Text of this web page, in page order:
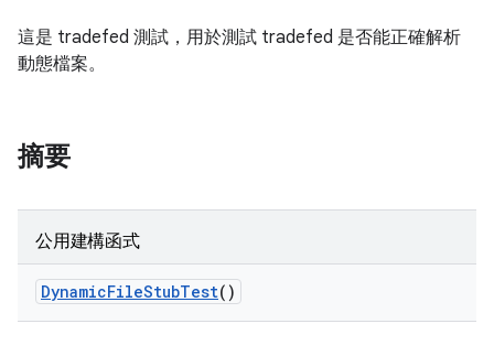
這是 tradefed 測試，用於測試 tradefed 是否能正確解析
動態檔案。
摘要
公用建構函式
DynamicFileStubTest()